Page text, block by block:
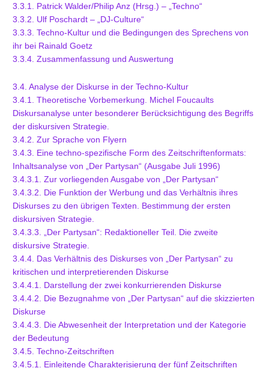
3.3.1. Patrick Walder/Philip Anz (Hrsg.) – „Techno“
3.3.2. Ulf Poschardt – „DJ-Culture“
3.3.3. Techno-Kultur und die Bedingungen des Sprechens von
ihr bei Rainald Goetz
3.3.4. Zusammenfassung und Auswertung
3.4. Analyse der Diskurse in der Techno-Kultur
3.4.1. Theoretische Vorbemerkung. Michel Foucaults
Diskursanalyse unter besonderer Berücksichtigung des Begriffs
der diskursiven Strategie.
3.4.2. Zur Sprache von Flyern
3.4.3. Eine techno-spezifische Form des Zeitschriftenformats:
Inhaltsanalyse von „Der Partysan“ (Ausgabe Juli 1996)
3.4.3.1. Zur vorliegenden Ausgabe von „Der Partysan“
3.4.3.2. Die Funktion der Werbung und das Verhältnis ihres
Diskurses zu den übrigen Texten. Bestimmung der ersten
diskursiven Strategie.
3.4.3.3. „Der Partysan“: Redaktioneller Teil. Die zweite
diskursive Strategie.
3.4.4. Das Verhältnis des Diskurses von „Der Partysan“ zu
kritischen und interpretierenden Diskurse
3.4.4.1. Darstellung der zwei konkurrierenden Diskurse
3.4.4.2. Die Bezugnahme von „Der Partysan“ auf die skizzierten
Diskurse
3.4.4.3. Die Abwesenheit der Interpretation und der Kategorie
der Bedeutung
3.4.5. Techno-Zeitschriften
3.4.5.1. Einleitende Charakterisierung der fünf Zeitschriften